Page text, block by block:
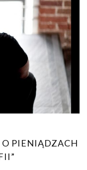
PIENIĄDZACH